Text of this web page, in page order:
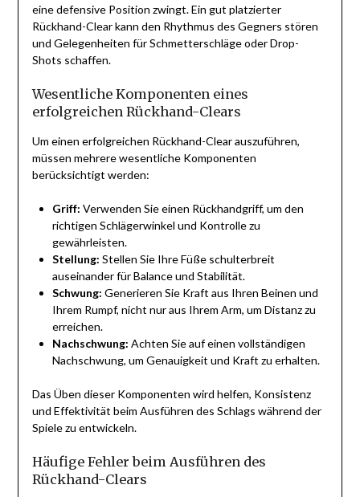
eine defensive Position zwingt. Ein gut platzierter
Rückhand-Clear kann den Rhythmus des Gegners stören
und Gelegenheiten für Schmetterschläge oder Drop-
Shots schaffen.
Wesentliche Komponenten eines
erfolgreichen Rückhand-Clears
Um einen erfolgreichen Rückhand-Clear auszuführen,
müssen mehrere wesentliche Komponenten
berücksichtigt werden:
Griff: Verwenden Sie einen Rückhandgriff, um den
richtigen Schlägerwinkel und Kontrolle zu
gewährleisten.
Stellung: Stellen Sie Ihre Füße schulterbreit
auseinander für Balance und Stabilität.
Schwung: Generieren Sie Kraft aus Ihren Beinen und
Ihrem Rumpf, nicht nur aus Ihrem Arm, um Distanz zu
erreichen.
Nachschwung: Achten Sie auf einen vollständigen
Nachschwung, um Genauigkeit und Kraft zu erhalten.
Das Üben dieser Komponenten wird helfen, Konsistenz
und Effektivität beim Ausführen des Schlags während der
Spiele zu entwickeln.
Häufige Fehler beim Ausführen des
Rückhand-Clears